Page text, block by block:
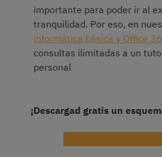
importante para poder ir al
tranquilidad. Por eso, en
informática básica y Office
consultas ilimitadas a un
personal
¡Descargad gratis un